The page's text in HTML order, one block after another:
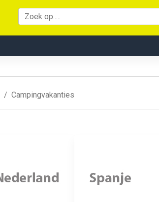
Campingvakanties